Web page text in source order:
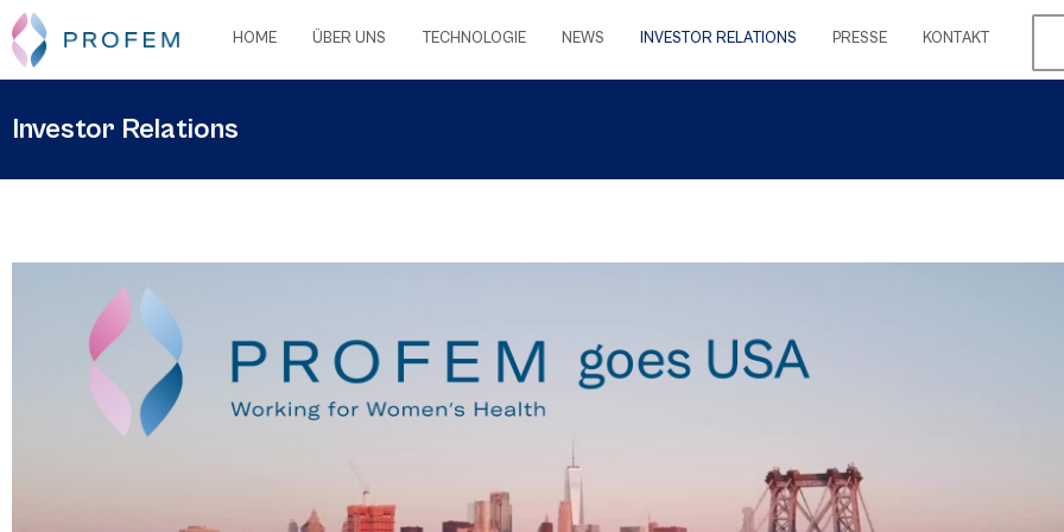
HOME ÜBER UNS TECHNOLOGIE NEWS INVESTOR RELATIONS PRESSE KONTAKT
Investor Relations